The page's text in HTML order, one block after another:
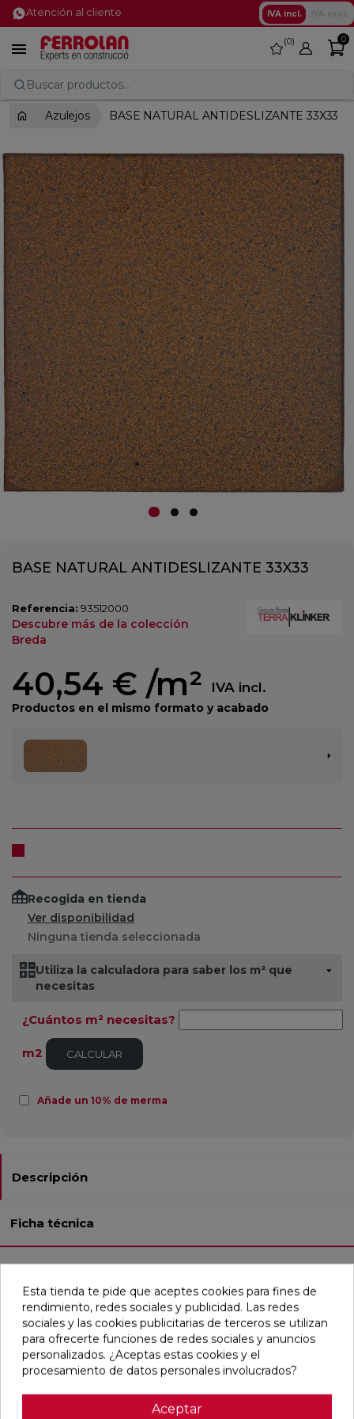
Atención al cliente IVA incl.
 favorite
0 0
Buscar productos...
Azulejos BASE NATURAL ANTIDESLIZANTE 33X33
BASE NATURAL ANTIDESLIZANTE 33X33
Referencia: 93512000
Descubre más de la colección
Breda
40,54 € /m² IVA incl.
Productos en el mismo formato y acabado
Recogida en tienda
Ver disponibilidad
Ninguna tienda seleccionada
Utiliza la calculadora para saber los m² que
necesitas
¿Cuántos m² necesitas?
m2 CALCULAR
Añade un 10% de merma
Descripción
Ficha técnica
antideslizante, es apto para pavimentos exteriores. Su
formato cuadrado de 33x33 cm y su estilo contemporáneo
con toques mediterráneos imitan el aspecto del barro en
tonos arena y marrón. No está rectificado, lo que le da un
aspecto más auténtico y natural.
Esta tienda te pide que aceptes cookies para fines de
rendimiento, redes sociales y publicidad. Las redes
sociales y las cookies publicitarias de terceros se utilizan
para ofrecerte funciones de redes sociales y anuncios
personalizados. ¿Aceptas estas cookies y el
procesamiento de datos personales involucrados?
Aceptar